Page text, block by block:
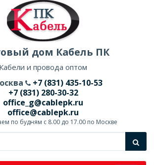
дом Кабель ПК
Кабели и провода оптом
+7 (831) 435-10-53
+7 (831) 280-30-32
office_g@cablepk.ru
office@cablepk.ru
по будням с 8.00 до 17.00 по Москве